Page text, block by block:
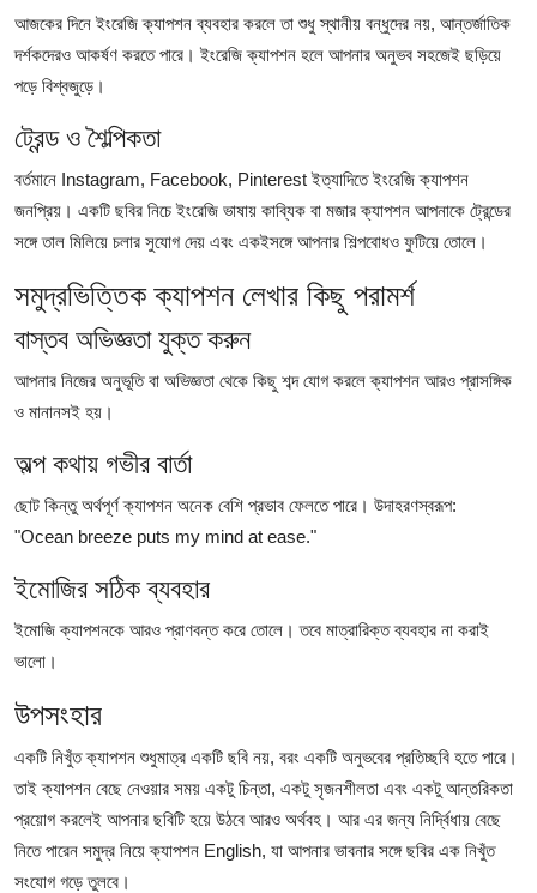
আজকের দিনে ইংরেজি ক্যাপশন ব্যবহার করলে তা শুধু স্থানীয় বন্ধুদের নয়, আন্তর্জাতিক
দর্শকদেরও আকর্ষণ করতে পারে। ইংরেজি ক্যাপশন হলে আপনার অনুভব সহজেই ছড়িয়ে
পড়ে বিশ্বজুড়ে।
ট্রেন্ড ও শৈল্পিকতা
বর্তমানে Instagram, Facebook, Pinterest ইত্যাদিতে ইংরেজি ক্যাপশন
জনপ্রিয়। একটি ছবির নিচে ইংরেজি ভাষায় কাব্যিক বা মজার ক্যাপশন আপনাকে ট্রেন্ডের
সঙ্গে তাল মিলিয়ে চলার সুযোগ দেয় এবং একইসঙ্গে আপনার শিল্পবোধও ফুটিয়ে তোলে।
সমুদ্রভিত্তিক ক্যাপশন লেখার কিছু পরামর্শ
বাস্তব অভিজ্ঞতা যুক্ত করুন
আপনার নিজের অনুভূতি বা অভিজ্ঞতা থেকে কিছু শব্দ যোগ করলে ক্যাপশন আরও প্রাসঙ্গিক
ও মানানসই হয়।
অল্প কথায় গভীর বার্তা
ছোট কিন্তু অর্থপূর্ণ ক্যাপশন অনেক বেশি প্রভাব ফেলতে পারে। উদাহরণস্বরূপ:
"Ocean breeze puts my mind at ease."
ইমোজির সঠিক ব্যবহার
ইমোজি ক্যাপশনকে আরও প্রাণবন্ত করে তোলে। তবে মাত্রারিক্ত ব্যবহার না করাই
ভালো।
উপসংহার
একটি নিখুঁত ক্যাপশন শুধুমাত্র একটি ছবি নয়, বরং একটি অনুভবের প্রতিচ্ছবি হতে পারে।
তাই ক্যাপশন বেছে নেওয়ার সময় একটু চিন্তা, একটু সৃজনশীলতা এবং একটু আন্তরিকতা
প্রয়োগ করলেই আপনার ছবিটি হয়ে উঠবে আরও অর্থবহ। আর এর জন্য নির্দ্বিধায় বেছে
নিতে পারেন সমুদ্র নিয়ে ক্যাপশন English, যা আপনার ভাবনার সঙ্গে ছবির এক নিখুঁত
সংযোগ গড়ে তুলবে।